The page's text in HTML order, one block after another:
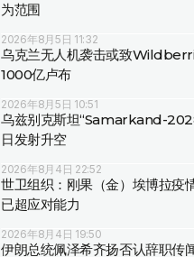
为范围
2026年8月5日 11:32
乌克兰无人机袭击或致
1000亿卢布
2026年8月5日 10:51
乌兹别克斯坦“Samarkand-
日发射升空
2026年8月4日 22:52
世卫组织：刚果（金）埃博拉疫
已超应对能力
2026年8月4日 19:50
伊朗总统佩泽希齐扬否认辞职传